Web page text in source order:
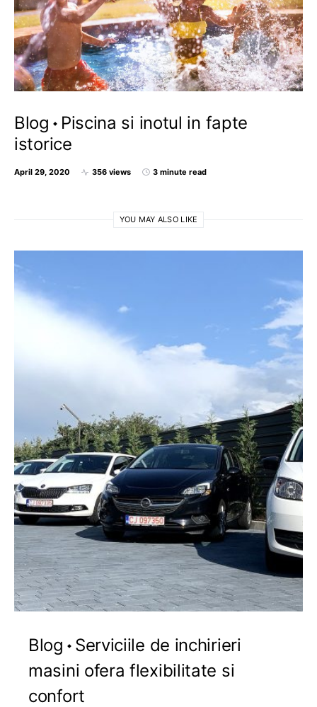
Blog
Piscina si inotul in fapte
istorice
April 29, 2020 356 views 3 minute read
YOU MAY ALSO LIKE
Blog
Serviciile de inchirieri
masini ofera flexibilitate si
confort